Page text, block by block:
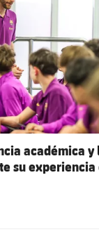
académica y
su experiencia